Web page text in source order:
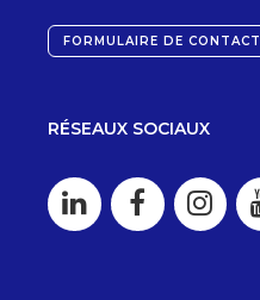
FORMULAIRE DE CONTACT
RÉSEAUX SOCIAUX